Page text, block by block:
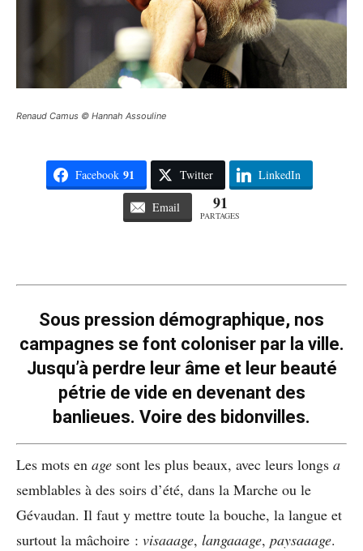
Renaud Camus © Hannah Assouline
Facebook 91 Twitter LinkedIn
Email 91
PARTAGES
Sous pression démographique, nos
campagnes se font coloniser par la ville.
Jusqu’à perdre leur âme et leur beauté
pétrie de vide en devenant des
banlieues. Voire des bidonvilles.
Les mots en age sont les plus beaux, avec leurs longs a
semblables à des soirs d’été, dans la Marche ou le
Gévaudan. Il faut y mettre toute la bouche, la langue et
surtout la mâchoire : visaaage, langaaage, paysaaage.